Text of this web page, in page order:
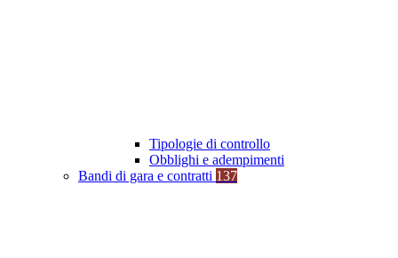
Tipologie di controllo
Obblighi e adempimenti
Bandi di gara e contratti 137